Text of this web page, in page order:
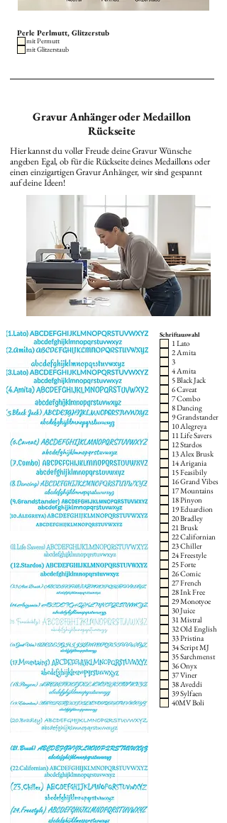
Perle Perlmutt, Glitzerstub
mit Permutt
mit Glitzerstaub
Gravur Anhänger oder Medaillon
Rückseite
Hier kannst du voller Freude deine Gravur Wünsche
angeben Egal, ob für die Rückseite deines Medaillons oder
einen einzigartigen Gravur Anhänger, wir sind gespannt
auf deine Ideen!
Schriftauswahl
1 Lato
2 Amita
3
4 Amita
5 Black Jack
6 Caveat
7 Combo
8 Dancing
9 Grandstander
10 Alegreya
11 Life Savers
12 Stardos
13 Alex Brusk
14 Arigania
15 Feasibily
16 Grand Vibes
17 Mountains
18 Pinyon
19 Eduardion
20 Bradley
21 Brusk
22 Californian
23 Chiller
24 Freestyle
25 Forte
26 Comic
27 French
28 Ink Free
29 Monotyoe
30 Juice
31 Mistral
32 Old English
33 Pristina
34 Script MJ
35 Sarchmenst
36 Onyx
37 Viner
38 Aveddi
39 Sylfaen
40MV Boli